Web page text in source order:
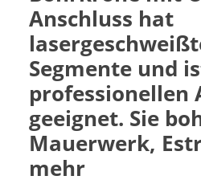
Anschluss hat
Segmente und
professionellen
geeignet. Sie
Mauerwerk,
mehr